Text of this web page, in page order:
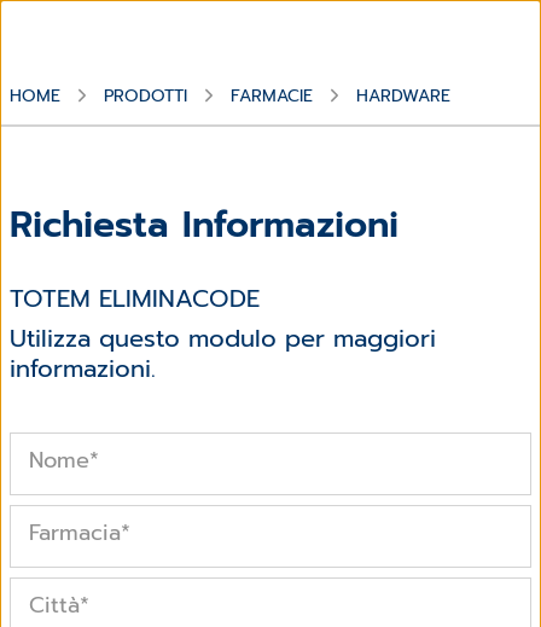
HOME PRODOTTI FARMACIE HARDWARE
Richiesta Informazioni
TOTEM ELIMINACODE
Utilizza questo modulo per maggiori
informazioni.
Nome*
Farmacia*
Città*